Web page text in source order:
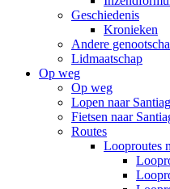
Geschiedenis
Kronieken
Andere
Lidmaatschap
Op weg
Op weg
Lopen naar
Fietsen naar
Routes
Looproutes